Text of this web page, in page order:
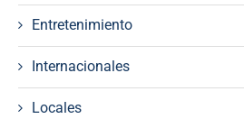
Entretenimiento
Internacionales
Locales